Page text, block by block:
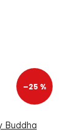
–25 %
Buddha